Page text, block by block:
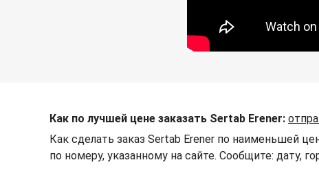
Как по лучшей цене заказать Sertab Erener:
Как сделать заказ Sertab Erener по наименьшей
по номеру, указанному на сайте. Сообщите: дату,